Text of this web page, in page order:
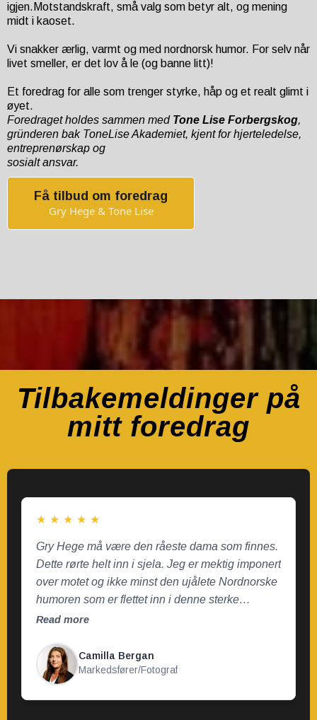
igjen.Motstandskraft, små valg som betyr alt, og mening
midt i kaoset.
Vi snakker ærlig, varmt og med nordnorsk humor. For selv når
livet smeller, er det lov å le (og banne litt)!
Et foredrag for alle som trenger styrke, håp og et realt glimt i
øyet.
Foredraget holdes sammen med Tone Lise Forbergskog,
gründeren bak ToneLise Akademiet, kjent for hjerteledelse,
entreprenørskap og
sosialt ansvar.
Få tilbud om foredrag
Gry Hege & Tone Lise
Tilbakemeldinger på
mitt foredrag
★ ★ ★ ★ ★
Gry Hege må være den råeste dama som finnes.
Dette rørte helt inn i sjela. Jeg er mektig imponert
over motet og ikke minst den ujålete Nordnorske
humoren som er flettet inn i denne sterke
fortellingen.
Read more
Camilla Bergan
Markedsfører/Fotograf